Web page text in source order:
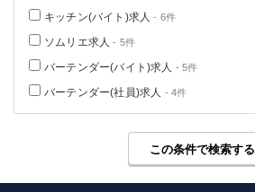
キッチン(バイト)求人 - 6件
ソムリエ求人 - 5件
バーテンダー(バイト)求人 - 5件
バーテンダー(社員)求人 - 4件
この条件で検索する